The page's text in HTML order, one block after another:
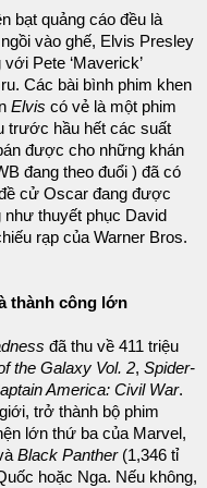
bạt quảng cáo đều là
vào ghế, Elvis Presley
Pete ‘Maverick’
Các bài bình phim khen
Elvis có vẻ là một phim
trước hầu hết các suất
được cho những khán
đang theo đuổi ) đã có
cử Oscar đang được
thuyết phục David
rạp của Warner Bros.
thành công lớn
đã thu về 411 triệu
the Galaxy Vol. 2, Spider-
America: Civil War.
trở thành bộ phim
lớn thứ ba của Marvel,
Black Panther(1,346 tỉ
hoặc Nga. Nếu không,